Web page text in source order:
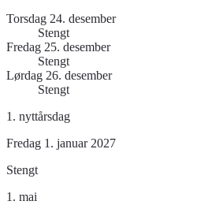
Torsdag 24. desember
Stengt
Fredag 25. desember
Stengt
Lørdag 26. desember
Stengt
1. nyttårsdag
Fredag 1. januar 2027
Stengt
1. mai